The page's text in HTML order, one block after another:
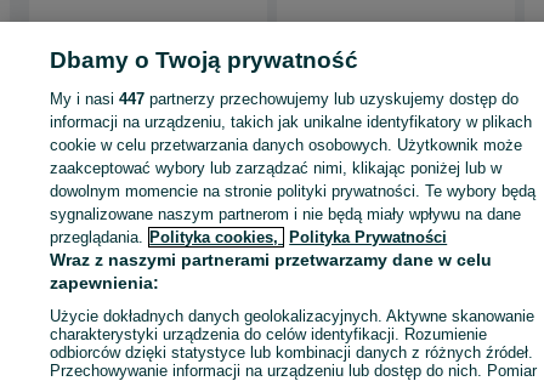
Strona główna Motoryzacja Części samochodowe
Dostawcze i Ciężarowe
Dostawcze i Ciężarowe - Podkarpackie
Dostawcze i Ciężarowe - Jasło
KATEGORIA
ID:596585931 Wyświetlenia:
Zadzwoń / SMS Wyślij wiadomość
Dbamy o Twoją prywatność
My i nasi447 partnerzy przechowujemy lub uzyskujemy dostęp do
informacji na urządzeniu, takich jak unikalne identyfikatory w plikach
cookie w celu przetwarzania danych osobowych. Użytkownik może
zaakceptować wybory lub zarządzać nimi, klikając poniżej lub w
dowolnym momencie na stronie polityki prywatności. Te wybory będą
sygnalizowane naszym partnerom i nie będą miały wpływu na dane
przeglądania. Polityka cookies, Polityka Prywatności
Wraz z naszymi partnerami przetwarzamy dane w celu
zapewnienia:
Użycie dokładnych danych geolokalizacyjnych. Aktywne skanowanie
charakterystyki urządzenia do celów identyfikacji. Rozumienie
odbiorców dzięki statystyce lub kombinacji danych z różnych źródeł.
Przechowywanie informacji na urządzeniu lub dostęp do nich. Pomiar